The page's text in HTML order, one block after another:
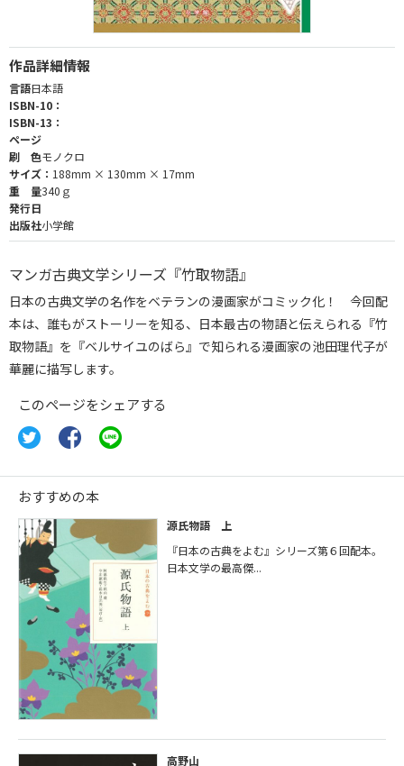
作品詳細情報
言語日本語
ISBN-10：
ISBN-13：
ページ
刷 色モノクロ
サイズ： 188mm × 130mm × 17mm
重 量340ｇ
発行日
出版社小学館
マンガ古典文学シリーズ『竹取物語』
日本の古典文学の名作をベテランの漫画家がコミック化！ 今回配
本は、誰もがストーリーを知る、日本最古の物語と伝えられる『竹
取物語』を『ベルサイユのばら』で知られる漫画家の池田理代子が
華麗に描写します。
このページをシェアする
おすすめの本
源氏物語 上
『日本の古典をよむ』シリーズ第６回配本。
日本文学の最高傑...
高野山